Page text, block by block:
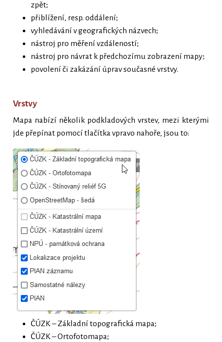
zpět;
přiblížení, resp. oddálení;
vyhledávání v geografických názvech;
nástroj pro měření vzdáleností;
nástroj pro návrat k předchozímu zobrazení mapy;
povolení či zakázání úprav současné vrstvy.
Vrstvy
Mapa nabízí několik podkladových vrstev, mezi kterými
jde přepínat pomocí tlačítka vpravo nahoře, jsou to:
ČÚZK – Základní topografická mapa;
ČÚZK – Ortofotomapa;